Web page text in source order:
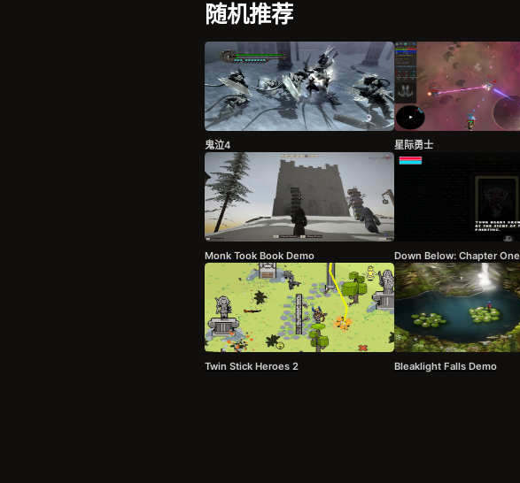
随机推荐
鬼泣4 星际勇士
Monk Took Book Demo Down Below: Chapter One
Twin Stick Heroes 2 Bleaklight Falls Demo